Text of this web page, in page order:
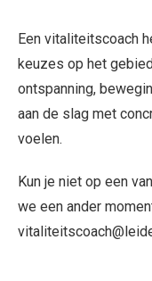
Een vitaliteitscoach
keuzes op het
ontspanning,
aan de slag met
voelen.
Kun je niet op een
we een ander